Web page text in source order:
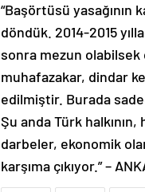
“Başörtüsü yasağının
döndük. 2014-2015
sonra mezun
muhafazakar, dindar
edilmiştir. Burada
Şu anda Türk
darbeler, ekonomik
karşıma çıkıyor.” –